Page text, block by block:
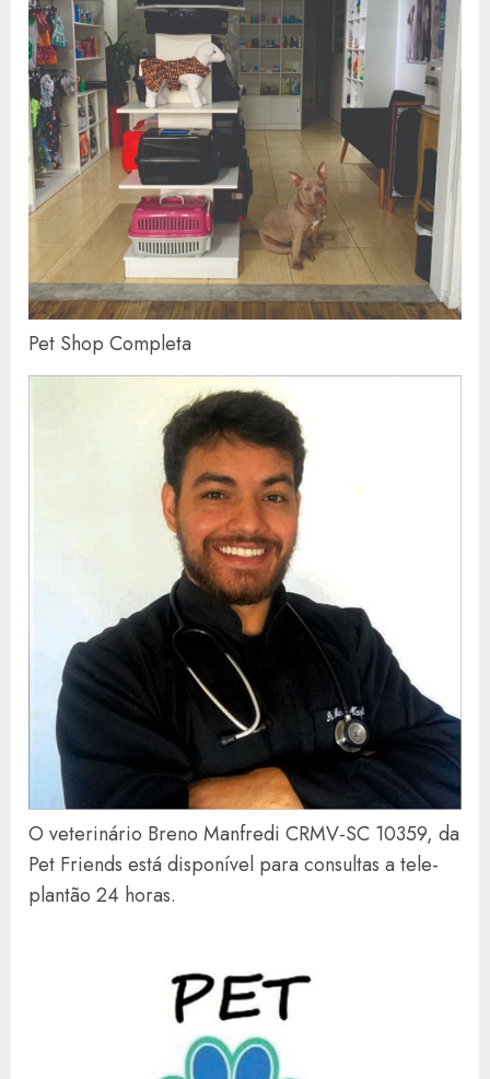
Pet Shop Completa
O veterinário Breno Manfredi CRMV-SC 10359, da
Pet Friends está disponível para consultas a tele-
plantão 24 horas.